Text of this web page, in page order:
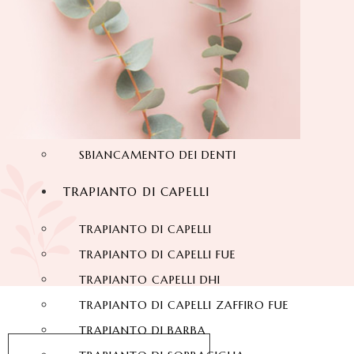
SORRISO HOLLYWOODIANO
DENTI IN ZIRCONIO
DENTALI LAMINATO
FACCETTE DI PORCELLANA
FACCETTE DENTALI
IMPIANTI DENTALI
SBIANCAMENTO DEI DENTI
TRAPIANTO DI CAPELLI
TRAPIANTO DI CAPELLI
TRAPIANTO DI CAPELLI FUE
TRAPIANTO CAPELLI DHI
TRAPIANTO DI CAPELLI ZAFFIRO FUE
TRAPIANTO DI BARBA